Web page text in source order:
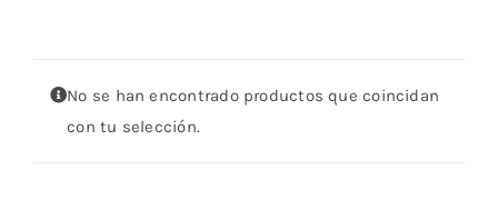
Dotaciones
No se han encontrado productos que coincidan
con tu selección.